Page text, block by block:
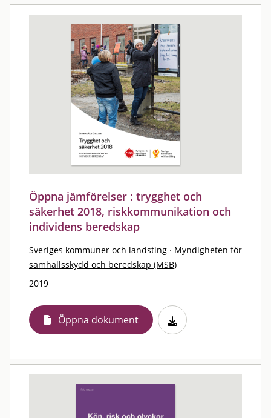
Öppna jämförelser : trygghet och
säkerhet 2018, riskkommunikation och
individens beredskap
Sveriges kommuner och landsting · Myndigheten för
samhällsskydd och beredskap (MSB)
2019
Öppna dokument